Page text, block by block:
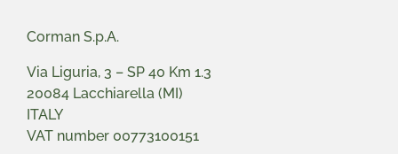
Corman S.p.A.
Via Liguria, 3 – SP 40 Km 1.3
20084 Lacchiarella (MI)
ITALY
VAT number 00773100151